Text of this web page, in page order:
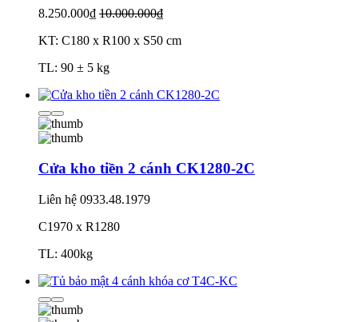
8.250.000₫ 10.000.000₫
KT: C180 x R100 x S50 cm
TL: 90 ± 5 kg
Cửa kho tiền 2 cánh CK1280-2C
Liên hệ 0933.48.1979
C1970 x R1280
TL: 400kg